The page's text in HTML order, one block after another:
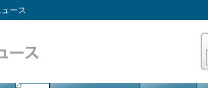
ース